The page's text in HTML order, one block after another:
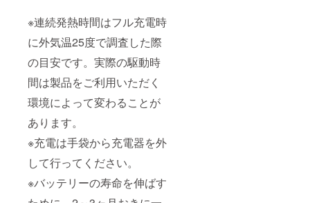
※連続発熱時間はフル充電時
に外気温25度で調査した際
の目安です。実際の駆動時
間は製品をご利用いただく
環境によって変わることが
あります。
※充電は手袋から充電器を外
して行ってください。
※バッテリーの寿命を伸ばす